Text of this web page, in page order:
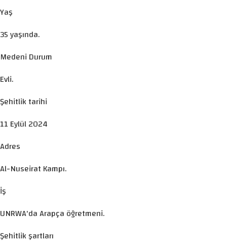
Yaş
35 yaşında.
Medeni Durum
Evli.
Şehitlik tarihi
11 Eylül 2024
Adres
Al-Nuseirat Kampı.
İş
UNRWA'da Arapça öğretmeni.
Şehitlik şartları